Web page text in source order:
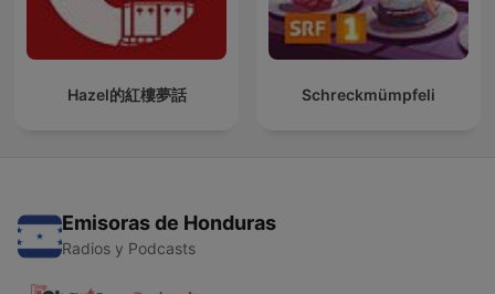
Hazel的紅樓夢話 Schreckmümpfeli
Emisoras de Honduras
Radios y Podcasts